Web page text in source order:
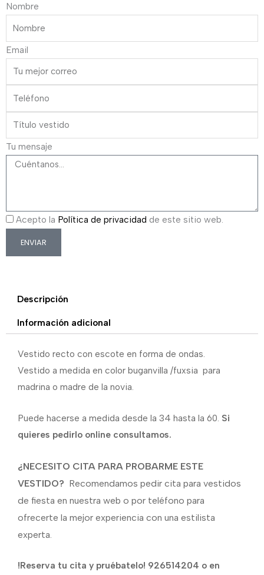
Nombre
Email
Tu mensaje
Acepto la Política de privacidad de este sitio web.
ENVIAR
Descripción
Información adicional
Vestido recto con escote en forma de ondas.
Vestido a medida en color buganvilla /fuxsia para
madrina o madre de la novia.
Puede hacerse a medida desde la 34 hasta la 60. Si
quieres pedirlo online consultamos.
¿NECESITO CITA PARA PROBARME ESTE
VESTIDO? Recomendamos pedir cita para vestidos
de fiesta en nuestra web o por teléfono para
ofrecerte la mejor experiencia con una estilista
experta.
!Reserva tu cita y pruébatelo! 926514204 o en